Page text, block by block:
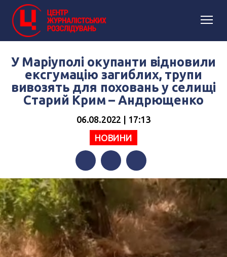
У Маріуполі окупанти відновили
ексгумацію загиблих, трупи
вивозять для поховань у селищі
Старий Крим – Андрющенко
06.08.2022 | 17:13
НОВИНИ
FacebookTwitterTelegram